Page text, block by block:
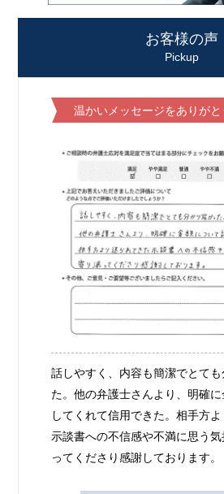
お客様の声
Pickup
温かいメッセージをありが
話しやすく、内容も簡潔でとても
た。他の弁護士さんより、明確
してくれて信用できた。相手方
示談書への不信感や不満に思う
ってくださり感謝しております。